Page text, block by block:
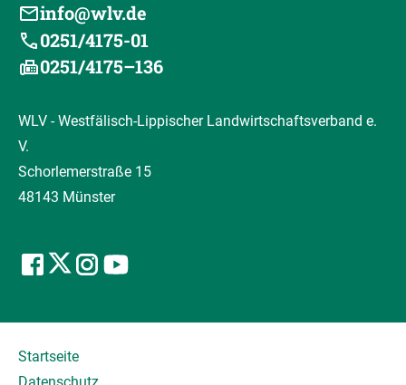
info@wlv.de
0251/4175-01
0251/4175–136
WLV - Westfälisch-Lippischer Landwirtschaftsverband e.
V.
Schorlemerstraße 15
48143 Münster
Startseite